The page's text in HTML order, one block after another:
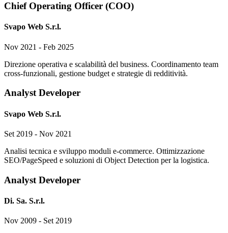
Chief Operating Officer (COO)
Svapo Web S.r.l.
Nov 2021 - Feb 2025
Direzione operativa e scalabilità del business. Coordinamento team
cross-funzionali, gestione budget e strategie di redditività.
Analyst Developer
Svapo Web S.r.l.
Set 2019 - Nov 2021
Analisi tecnica e sviluppo moduli e-commerce. Ottimizzazione
SEO/PageSpeed e soluzioni di Object Detection per la logistica.
Analyst Developer
Di. Sa. S.r.l.
Nov 2009 - Set 2019